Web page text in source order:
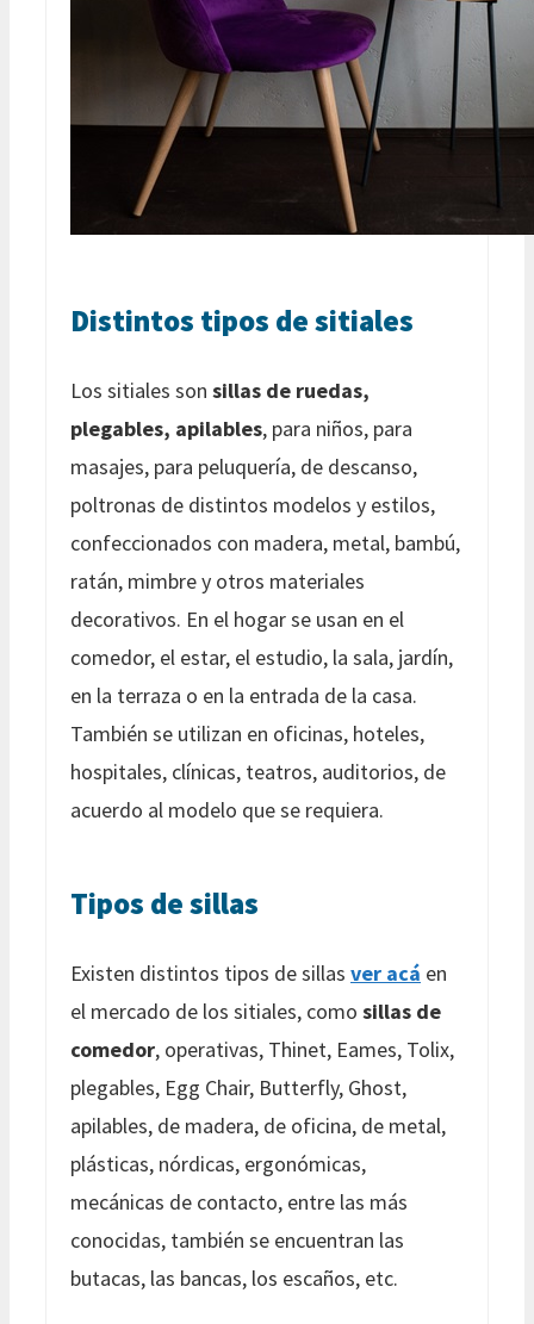
Distintos tipos de sitiales
Los sitiales son sillas de ruedas,
plegables, apilables, para niños, para
masajes, para peluquería, de descanso,
poltronas de distintos modelos y estilos,
confeccionados con madera, metal, bambú,
ratán, mimbre y otros materiales
decorativos. En el hogar se usan en el
comedor, el estar, el estudio, la sala, jardín,
en la terraza o en la entrada de la casa.
También se utilizan en oficinas, hoteles,
hospitales, clínicas, teatros, auditorios, de
acuerdo al modelo que se requiera.
Tipos de sillas
Existen distintos tipos de sillas ver acá en
el mercado de los sitiales, como sillas de
comedor, operativas, Thinet, Eames, Tolix,
plegables, Egg Chair, Butterfly, Ghost,
apilables, de madera, de oficina, de metal,
plásticas, nórdicas, ergonómicas,
mecánicas de contacto, entre las más
conocidas, también se encuentran las
butacas, las bancas, los escaños, etc.